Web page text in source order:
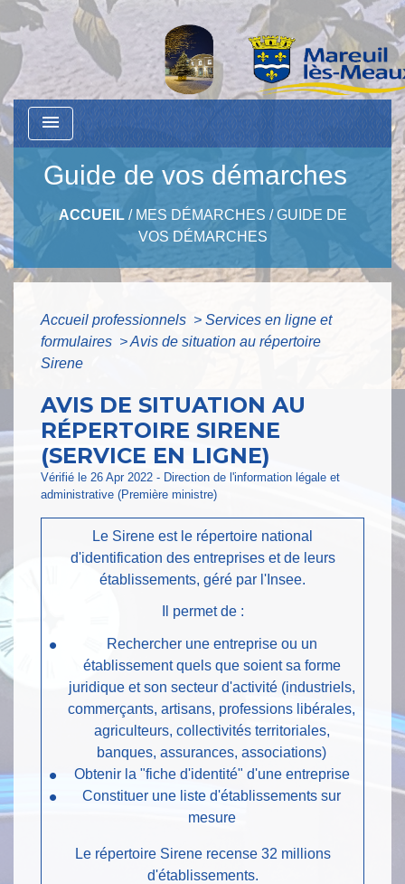
menu
Guide de vos démarches
ACCUEIL/ MES DÉMARCHES /GUIDE DE
VOS DÉMARCHES
Accueil professionnels > Services en ligne et
formulaires >Avis de situation au répertoire
Sirene
AVIS DE SITUATION AU
RÉPERTOIRE SIRENE
(SERVICE EN LIGNE)
Vérifié le 26 Apr 2022 - Direction de l'information légale et
administrative (Première ministre)
Le Sirene est le répertoire national
d'identification des entreprises et de leurs
établissements, géré par l'Insee.
Il permet de :
Rechercher une entreprise ou un
établissement quels que soient sa forme
juridique et son secteur d'activité (industriels,
commerçants, artisans, professions libérales,
agriculteurs, collectivités territoriales,
banques, assurances, associations)
Obtenir la "fiche d'identité" d'une entreprise
Constituer une liste d'établissements sur
mesure
Le répertoire Sirene recense 32 millions
d'établissements.